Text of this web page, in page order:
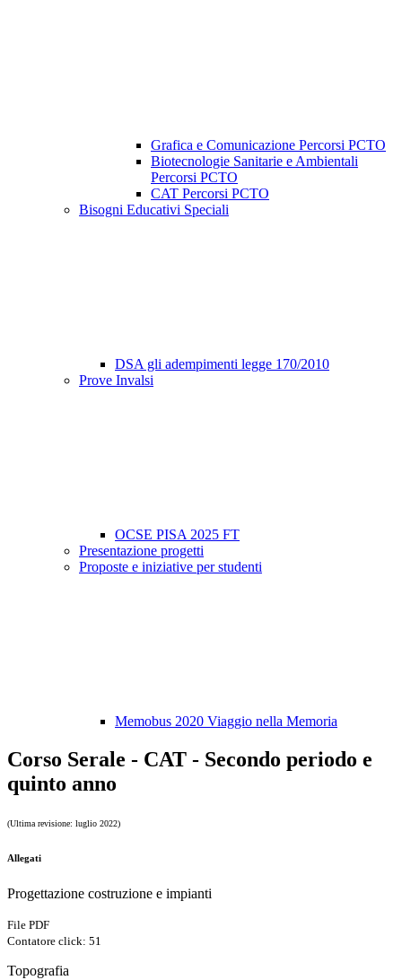
Grafica e Comunicazione Percorsi PCTO
Biotecnologie Sanitarie e Ambientali
Percorsi PCTO
CAT Percorsi PCTO
Bisogni Educativi Speciali
DSA gli adempimenti legge 170/2010
Prove Invalsi
OCSE PISA 2025 FT
Presentazione progetti
Proposte e iniziative per studenti
Memobus 2020 Viaggio nella Memoria
Corso Serale - CAT - Secondo periodo e
quinto anno
(Ultima revisione: luglio 2022)
Allegati
Progettazione costruzione e impianti
File PDF
Contatore click: 51
Topografia